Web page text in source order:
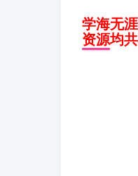
学海无
资源均